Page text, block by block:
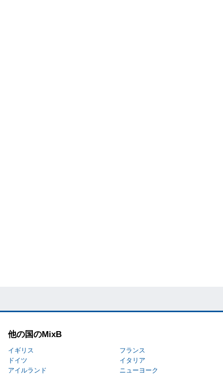
他の国のMixB
イギリス
フランス
ドイツ
イタリア
アイルランド
ニューヨーク